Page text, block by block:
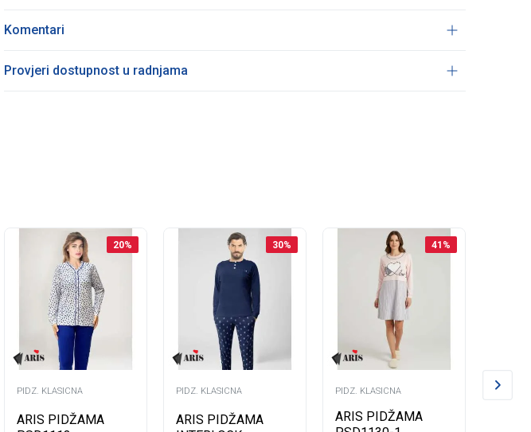
Komentari
Provjeri dostupnost u radnjama
20%
PIDZ. KLASICNA
ARIS PIDŽAMA
30%
PIDZ. KLASICNA
ARIS PIDŽAMA
41 %
PIDZ. KLASICNA
ARIS PIDŽAMA
PIDZ.